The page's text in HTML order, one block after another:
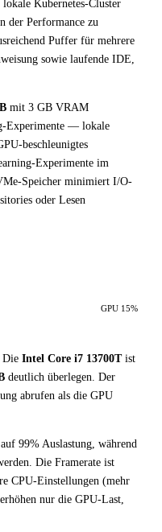
Kubernetes-Cluster
der Performance zu
Puffer für mehrere
sowie laufende IDE,
mit 3 GB VRAM
Experimente — lokale
beschleunigtes
Experimente im
Speicher minimiert I/O-
oder Lesen
GPU 15%
Intel Core i7 13700Tist
deutlich überlegen. Der
abrufen als die GPU
99% Auslastung, während
Die Framerate ist
CPU-Einstellungen (mehr
nur die GPU-Last,